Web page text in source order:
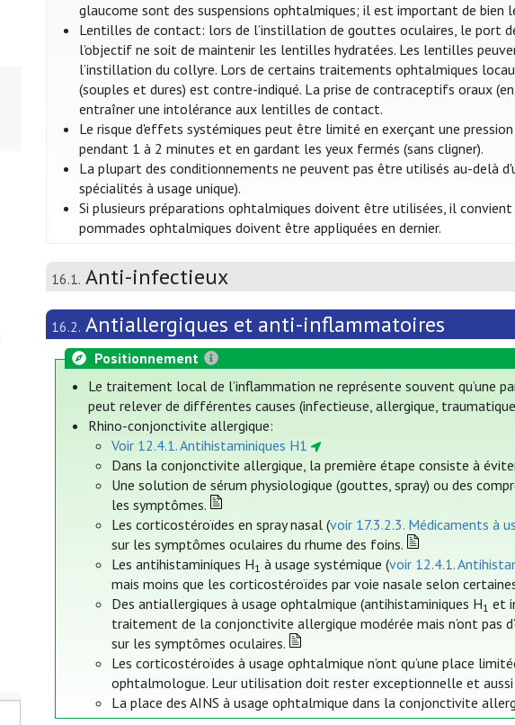
glaucome sont des suspensions ophtalmiques; il est important de bien
Lentilles de contact: lors de l’instillation de gouttes oculaires, le port
l’objectif ne soit de maintenir les lentilles hydratées. Les lentilles
l’instillation du collyre. Lors de certains traitements ophtalmiques
(souples et dures) est contre-indiqué. La prise de contraceptifs oraux
entraîner une intolérance aux lentilles de contact.
Le risque d'effets systémiques peut être limité en exerçant une
pendant 1 à 2 minutes et en gardant les yeux fermés (sans cligner).
La plupart des conditionnements ne peuvent pas être utilisés au-delà
spécialités à usage unique).
Si plusieurs préparations ophtalmiques doivent être utilisées, il
pommades ophtalmiques doivent être appliquées en dernier.
16.1. Anti-infectieux
16.2. Antiallergiques et anti-inflammatoires
Positionnement
Le traitement local de l’inflammation ne représente souvent qu’une
peut relever de différentes causes (infectieuse, allergique,
Rhino-conjonctivite allergique:
Voir 12.4.1. Antihistaminiques H1
Dans la conjonctivite allergique, la première étape consiste à
Une solution de sérum physiologique (gouttes, spray) ou des
les symptômes.
Les corticostéroïdes en spray nasal (voir 17.3.2.3. Médicaments à
sur les symptômes oculaires du rhume des foins.
Les antihistaminiques H1 à usage systémique (voir 12.4.1.
mais moins que les corticostéroïdes par voie nasale selon
Des antiallergiques à usage ophtalmique (antihistaminiques H1 et
traitement de la conjonctivite allergique modérée mais n’ont pas
sur les symptômes oculaires.
Les corticostéroïdes à usage ophtalmique n’ont qu’une place
ophtalmologue. Leur utilisation doit rester exceptionnelle et aussi
La place des AINS à usage ophtalmique dans la conjonctivite